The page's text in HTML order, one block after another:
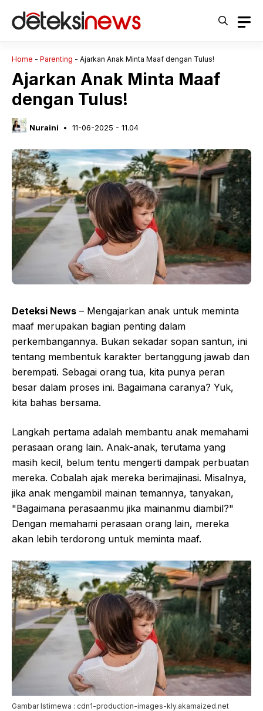
Home - Parenting - Ajarkan Anak Minta Maaf dengan Tulus!
Ajarkan Anak Minta Maaf
dengan Tulus!
Nuraini 11-06-2025 - 11.04
Deteksi News – Mengajarkan anak untuk meminta
maaf merupakan bagian penting dalam
perkembangannya. Bukan sekadar sopan santun, ini
tentang membentuk karakter bertanggung jawab dan
berempati. Sebagai orang tua, kita punya peran
besar dalam proses ini. Bagaimana caranya? Yuk,
kita bahas bersama.
Langkah pertama adalah membantu anak memahami
perasaan orang lain. Anak-anak, terutama yang
masih kecil, belum tentu mengerti dampak perbuatan
mereka. Cobalah ajak mereka berimajinasi. Misalnya,
jika anak mengambil mainan temannya, tanyakan,
"Bagaimana perasaanmu jika mainanmu diambil?"
Dengan memahami perasaan orang lain, mereka
akan lebih terdorong untuk meminta maaf.
Gambar Istimewa : cdn1-production-images-kly.akamaized.net